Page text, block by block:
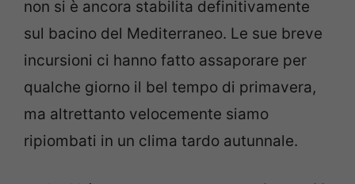
non si è ancora stabilita definitivamente
sul bacino del Mediterraneo. Le sue breve
incursioni ci hanno fatto assaporare per
qualche giorno il bel tempo di primavera,
ma altrettanto velocemente siamo
ripiombati in un clima tardo autunnale.